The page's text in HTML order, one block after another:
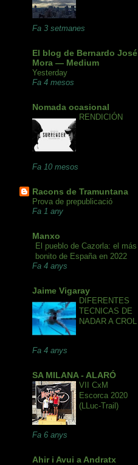
Fa 3 setmanes
El blog de Bernardo José
Mora — Medium
Yesterday
Fa 4 mesos
Nomada ocasional
RENDICIÓN
Fa 10 mesos
Racons de Tramuntana
Prova de prepublicació
Fa 1 any
Manxo
El pueblo de Cazorla: el más
bonito de España en 2022
Fa 4 anys
Jaime Vigaray
DIFERENTES
TECNICAS DE
NADAR A CROL
Fa 4 anys
SA MILANA - ALARÓ
VII CxM
Escorca 2020
(LLuc-Trail)
Fa 6 anys
Ahir i Avui a Andratx